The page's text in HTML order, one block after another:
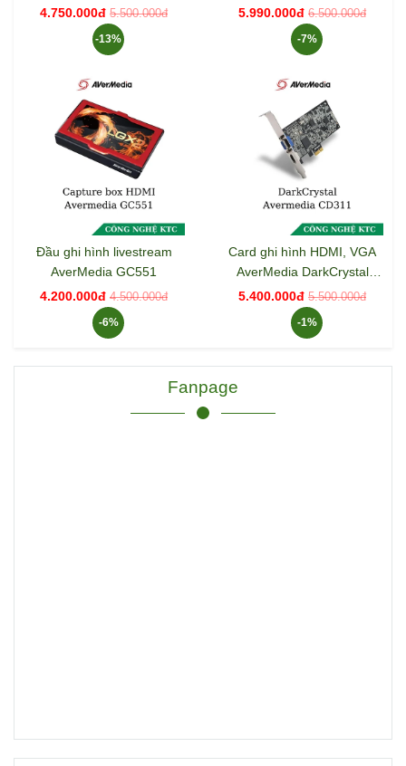
GC513
4.750.000đ 5.500.000đ
-13%
5.990.000đ 6.500.000đ
-7%
Đầu ghi hình livestream
AverMedia GC551
4.200.000đ 4.500.000đ
-6%
Card ghi hình HDMI, VGA
AverMedia DarkCrystal
CD311
5.400.000đ 5.500.000đ
-1%
Fanpage